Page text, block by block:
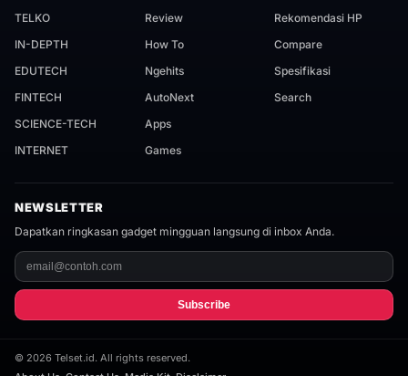
TELKO
IN-DEPTH
EDUTECH
FINTECH
SCIENCE-TECH
INTERNET
Review
How To
Ngehits
AutoNext
Apps
Games
Rekomendasi HP
Compare
Spesifikasi
Search
NEWSLETTER
Dapatkan ringkasan gadget mingguan langsung di inbox Anda.
Subscribe
© 2026 Telset.id. All rights reserved.